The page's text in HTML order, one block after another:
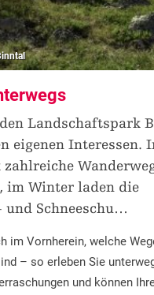
Landschaftspark
eigenen Interessen.
im Winter laden die
Schneeschu…
im Vornherein, welche
– so erleben Sie
und können